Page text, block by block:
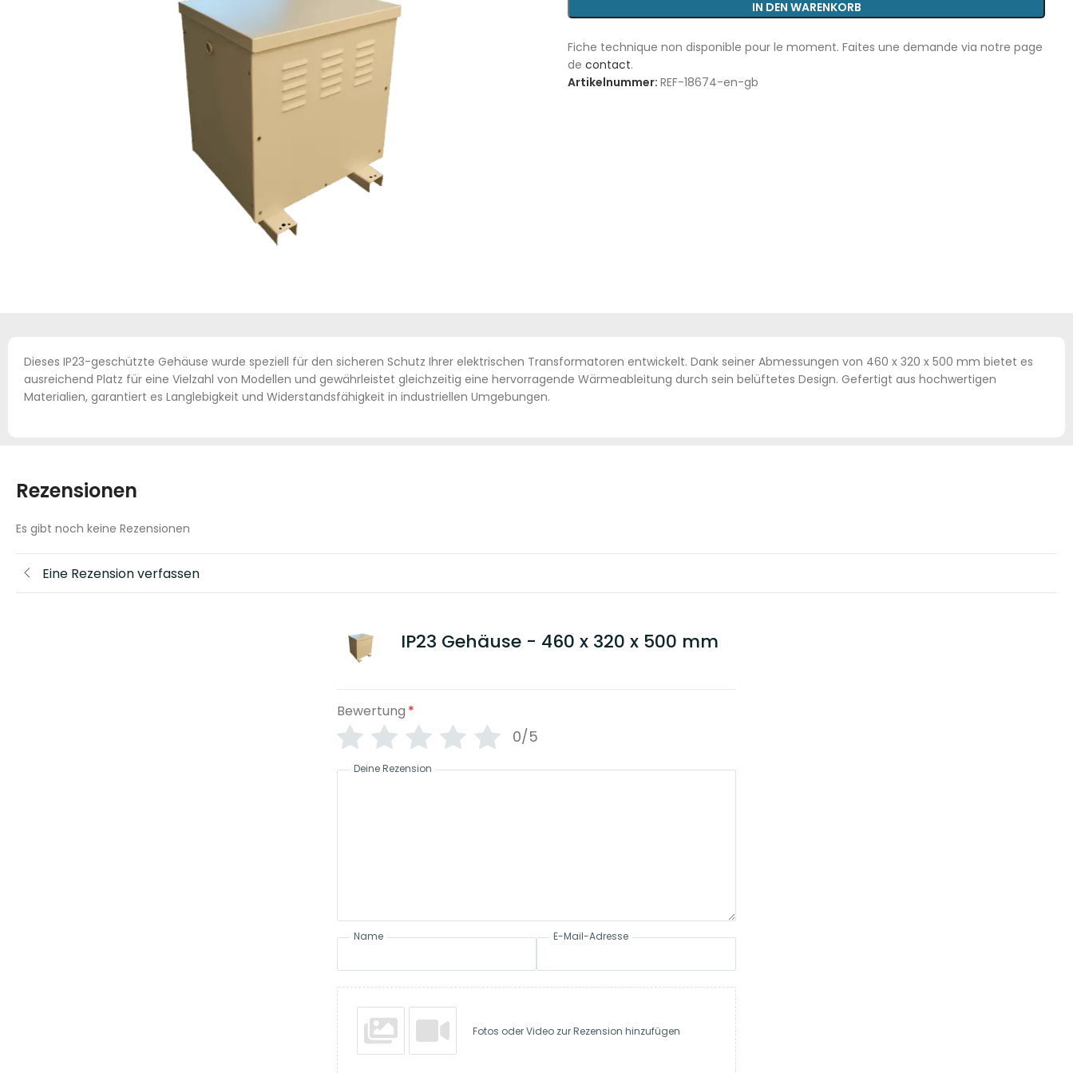
IN DEN WARENKORB
Fiche technique non disponible pour le moment. Faites une demande via notre page
decontact.
Artikelnummer:REF-18674-en-gb
Dieses IP23-geschützte Gehäuse wurde speziell für den sicheren Schutz Ihrer elektrischen Transformatoren entwickelt. Dank seiner Abmessungen von 460 x 320 x 500 mm bietet es
ausreichend Platz für eine Vielzahl von Modellen und gewährleistet gleichzeitig eine hervorragende Wärmeableitung durch sein belüftetes Design. Gefertigt aus hochwertigen
Materialien, garantiert es Langlebigkeit und Widerstandsfähigkeit in industriellen Umgebungen.
Rezensionen
Es gibt noch keine Rezensionen
Eine Rezension verfassen
IP23 Gehäuse - 460 x 320 x 500 mm
Bewertung *
0/5
Deine Rezension
Name E-Mail-Adresse
Fotos oder Video zur Rezension hinzufügen